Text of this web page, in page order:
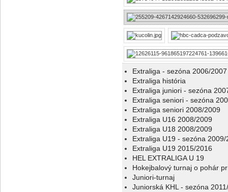
Extraliga - sezóna 2006/2007
Extraliga história
Extraliga juniori - sezóna
Extraliga seniori - sezóna
Extraliga seniori 2008/2009
Extraliga U16 2008/2009
Extraliga U18 2008/2009
Extraliga U19 - sezóna 2009/
Extraliga U19 2015/2016
HEL EXTRALIGA U 19
Hokejbalový turnaj o pohár
Juniori-turnaj
Juniorská KHL - sezóna